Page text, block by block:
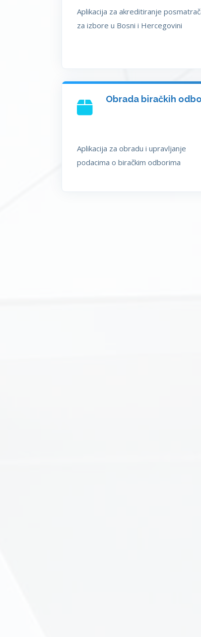
Aplikacija za akreditiranje
za izbore u Bosni i Hercegovini
Obrada biračkih
Aplikacija za obradu i upravljanje
podacima o biračkim odborima